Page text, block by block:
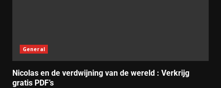
General
Nicolas en de verdwijning van de wereld : Verkrijg
gratis PDF’s